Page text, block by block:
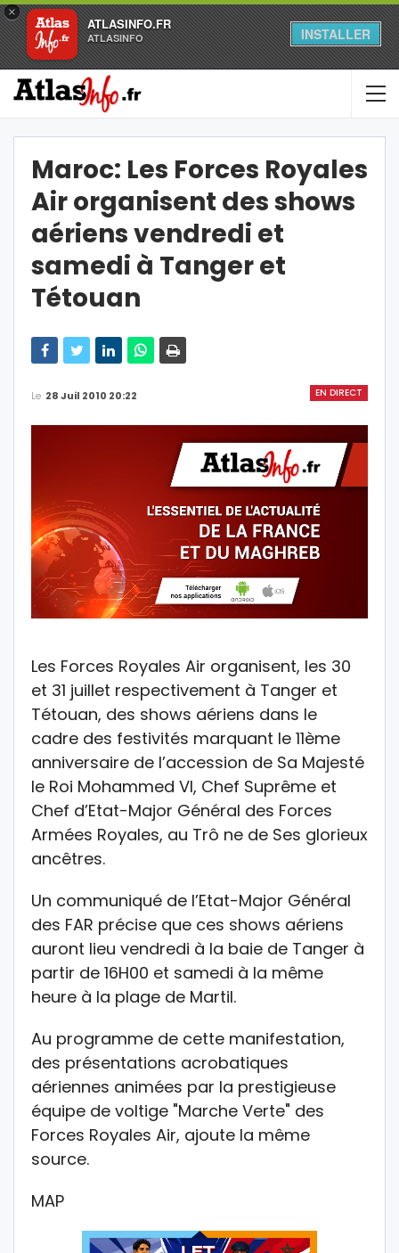
×
ATLASINFO.FR
ATLASINFO INSTALLER
Maroc: Les Forces Royales
Air organisent des shows
aériens vendredi et
samedi à Tanger et
Tétouan
EN DIRECT
Le 28 Juil 2010 20:22
Les Forces Royales Air organisent, les 30
et 31 juillet respectivement à Tanger et
Tétouan, des shows aériens dans le
cadre des festivités marquant le 11ème
anniversaire de l’accession de Sa Majesté
le Roi Mohammed VI, Chef Suprême et
Chef d’Etat-Major Général des Forces
Armées Royales, au Trô ne de Ses glorieux
ancêtres.
Un communiqué de l’Etat-Major Général
des FAR précise que ces shows aériens
auront lieu vendredi à la baie de Tanger à
partir de 16H00 et samedi à la même
heure à la plage de Martil.
Au programme de cette manifestation,
des présentations acrobatiques
aériennes animées par la prestigieuse
équipe de voltige "Marche Verte" des
Forces Royales Air, ajoute la même
source.
MAP